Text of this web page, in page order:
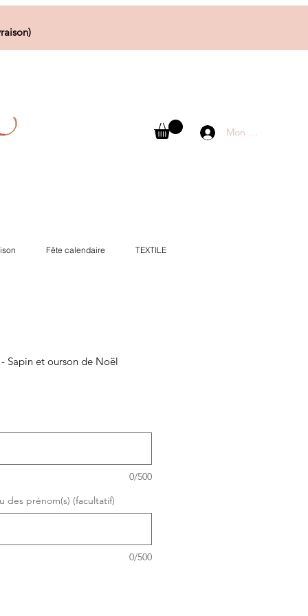
Fête calendaire TEXTILE
Mon compte
Sapin et ourson de Noël
0/500
des prénom(s) (facultatif)
0/500